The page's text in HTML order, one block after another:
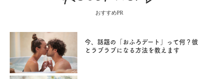
おすすめPR
今、話題の「おふろデート」って何？彼
とラブラブになる方法を教えます